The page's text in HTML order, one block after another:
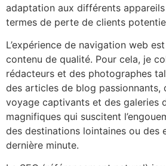
adaptation aux différents
termes de perte de clients
L’expérience de navigation web
contenu de qualité. Pour cela, je
rédacteurs et des photographes
des articles de blog passionnants,
voyage captivants et des galeries
magnifiques qui suscitent
des destinations lointaines ou des
dernière minute.